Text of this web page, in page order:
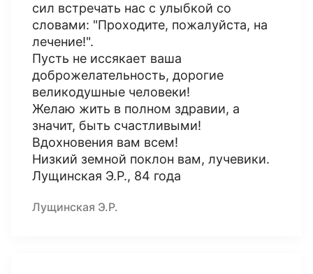
сил встречать нас с улыбкой со
словами: "Проходите, пожалуйста, на
лечение!".
Пусть не иссякает ваша
доброжелательность, дорогие
великодушные человеки!
Желаю жить в полном здравии, а
значит, быть счастливыми!
Вдохновения вам всем!
Низкий земной поклон вам, лучевики.
Лущинская Э.Р., 84 года
Лущинская Э.Р.